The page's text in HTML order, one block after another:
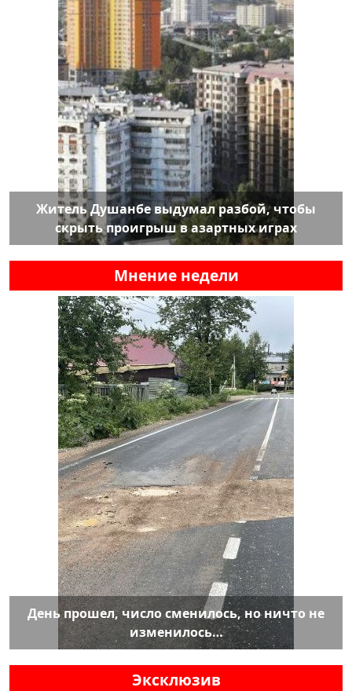
Житель Душанбе выдумал разбой, чтобы
скрыть проигрыш в азартных играх
Мнение недели
День прошел, число сменилось, но ничто не
изменилось…
Эксклюзив